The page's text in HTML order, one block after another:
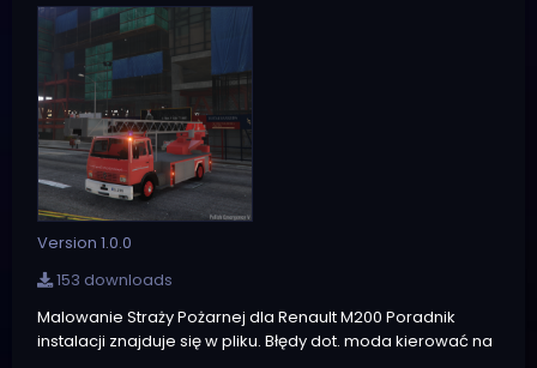
Version 1.0.0
153 downloads
Malowanie Straży Pożarnej dla Renault M200 Poradnik
instalacji znajduje się w pliku. Błędy dot. moda kierować na